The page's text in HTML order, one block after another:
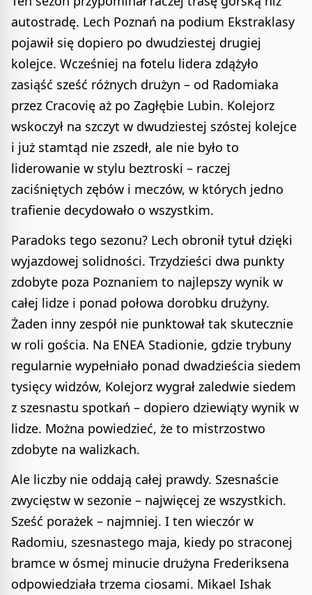
autostradę. Lech Poznań na podium Ekstraklasy
pojawił się dopiero po dwudziestej drugiej
kolejce. Wcześniej na fotelu lidera zdążyło
zasiąść sześć różnych drużyn – od Radomiaka
przez Cracovię aż po Zagłębie Lubin. Kolejorz
wskoczył na szczyt w dwudziestej szóstej kolejce
i już stamtąd nie zszedł, ale nie było to
liderowanie w stylu beztroski – raczej
zaciśniętych zębów i meczów, w których jedno
trafienie decydowało o wszystkim.
Paradoks tego sezonu? Lech obronił tytuł dzięki
wyjazdowej solidności. Trzydzieści dwa punkty
zdobyte poza Poznaniem to najlepszy wynik w
całej lidze i ponad połowa dorobku drużyny.
Żaden inny zespół nie punktował tak skutecznie
w roli gościa. Na ENEA Stadionie, gdzie trybuny
regularnie wypełniało ponad dwadzieścia siedem
tysięcy widzów, Kolejorz wygrał zaledwie siedem
z szesnastu spotkań – dopiero dziewiąty wynik w
lidze. Można powiedzieć, że to mistrzostwo
zdobyte na walizkach.
Ale liczby nie oddają całej prawdy. Szesnaście
zwycięstw w sezonie – najwięcej ze wszystkich.
Sześć porażek – najmniej. I ten wieczór w
Radomiu, szesnastego maja, kiedy po straconej
bramce w ósmej minucie drużyna Frederiksena
odpowiedziała trzema ciosami. Mikael Ishak